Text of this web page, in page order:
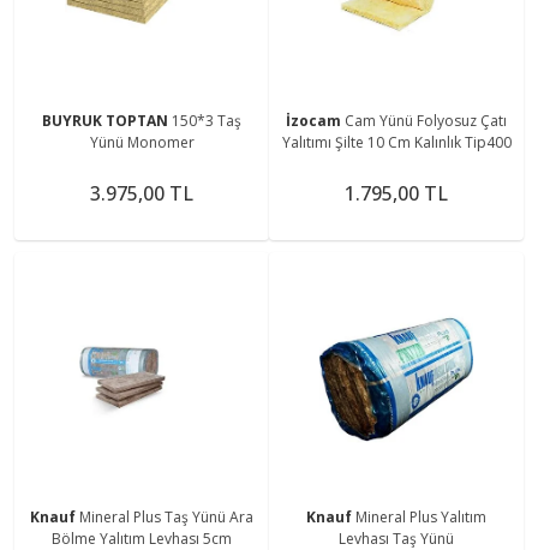
BUYRUK TOPTAN 150*3 Taş
Yünü Monomer
3.975,00 TL
İzocam Cam Yünü Folyosuz Çatı
Yalıtımı Şilte 10 Cm Kalınlık Tip400
1.795,00 TL
Knauf Mineral Plus Taş Yünü Ara
Bölme Yalıtım Levhası 5cm
Knauf Mineral Plus Yalıtım
Levhası Taş Yünü